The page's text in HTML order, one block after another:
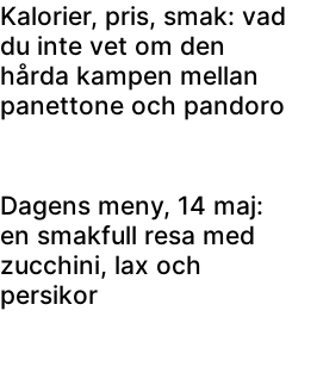
Kalorier, pris, smak: vad
du inte vet om den
hårda kampen mellan
panettone och pandoro
Dagens meny, 14 maj:
en smakfull resa med
zucchini, lax och
persikor